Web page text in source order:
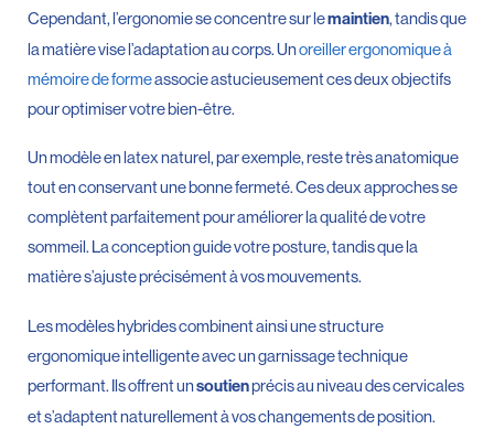
Cependant, l’ergonomie se concentre sur lemaintien, tandis que
la matière vise l’adaptation au corps. Unoreiller ergonomique à
mémoire de formeassocie astucieusement ces deux objectifs
pour optimiser votre bien-être.
Un modèle en latex naturel, par exemple, reste très anatomique
tout en conservant une bonne fermeté. Ces deux approches se
complètent parfaitement pour améliorer la qualité de votre
sommeil. La conception guide votre posture, tandis que la
matière s’ajuste précisément à vos mouvements.
Les modèles hybrides combinent ainsi une structure
ergonomique intelligente avec un garnissage technique
performant. Ils offrent unsoutienprécis au niveau des cervicales
et s’adaptent naturellement à vos changements de position.